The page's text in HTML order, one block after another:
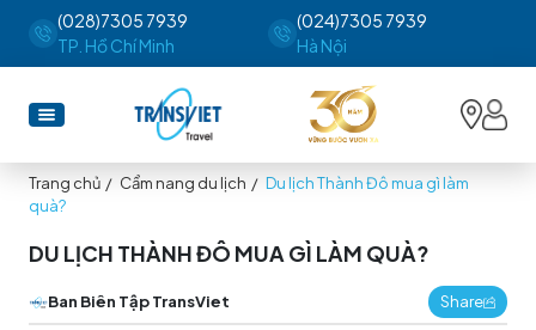
(028)7305 7939
TP. Hồ Chí Minh
(024)7305 7939
Hà Nội
Trang chủ / Cẩm nang du lịch / Du lịch Thành Đô mua gì làm
quà?
DU LỊCH THÀNH ĐÔ MUA GÌ LÀM QUÀ?
Ban Biên Tập TransViet Share